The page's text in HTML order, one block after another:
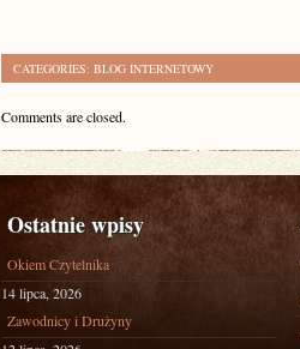
CATEGORIES: BLOG INTERNETOWY
Comments are closed.
Ostatnie wpisy
Okiem Czytelnika
14 lipca, 2026
Zawodnicy i Drużyny